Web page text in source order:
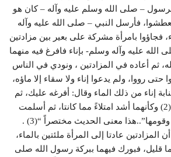
– صلى الله وسلم عليه وآله – كان هو
فأرسل النبي – صلى الله عليه وآله
بامرأة مشركة على بعير بين مزادتين
الله عليه وآله وسلم- بإناء فافرغ فيه منهما
ثم أعاده في المزادتين ، ونودي في الناس
حتى رووا، ولم يدعوا إناء ولا سقاء إلا ماؤه،
إناء من ذلك الماء وقال: أفرغه عليك، ثم
أمسك عن المزادتين(2) وكأنهما أشد امتلاءً مما كانتا، ثم أسلمت
معنى الحديث مختصراً “(3) .
عادتا إلى المرأة ملئتين بالماء،
قليل، فبورك فيهما ببركة رسول الله صلى